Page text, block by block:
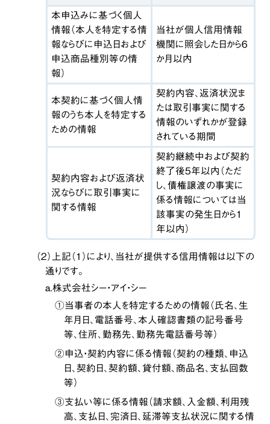
本申込みに基づく個人
情報（本人を特定する情
報ならびに申込日および
申込商品種別等の情
報）
当社が個人信用情報
機関に照会した日から６
か月以内
本契約に基づく個人情
報のうち本人を特定する
ための情報
契約内容、返済状況ま
たは取引事実に関する
情報のいずれかが登録
されている期間
契約内容および返済状
況ならびに取引事実に
関する情報
契約継続中および契約
終了後５年以内（ただ
し、債権譲渡の事実に
係る情報については当
該事実の発生日から１
年以内）
（２）上記（１）により、当社が提供する信用情報は以下の
通りです。
a.株式会社シー・アイ・シー
①当事者の本人を特定するための情報（氏名、生
年月日、電話番号、本人確認書類の記号番号
等、住所、勤務先、勤務先電話番号等）
②申込・契約内容に係る情報（契約の種類、申込
日、契約日、契約額、貸付額、商品名、支払回数
等）
③支払い等に係る情報（請求額、入金額、利用残
高、支払日、完済日、延滞等支払状況に関する情